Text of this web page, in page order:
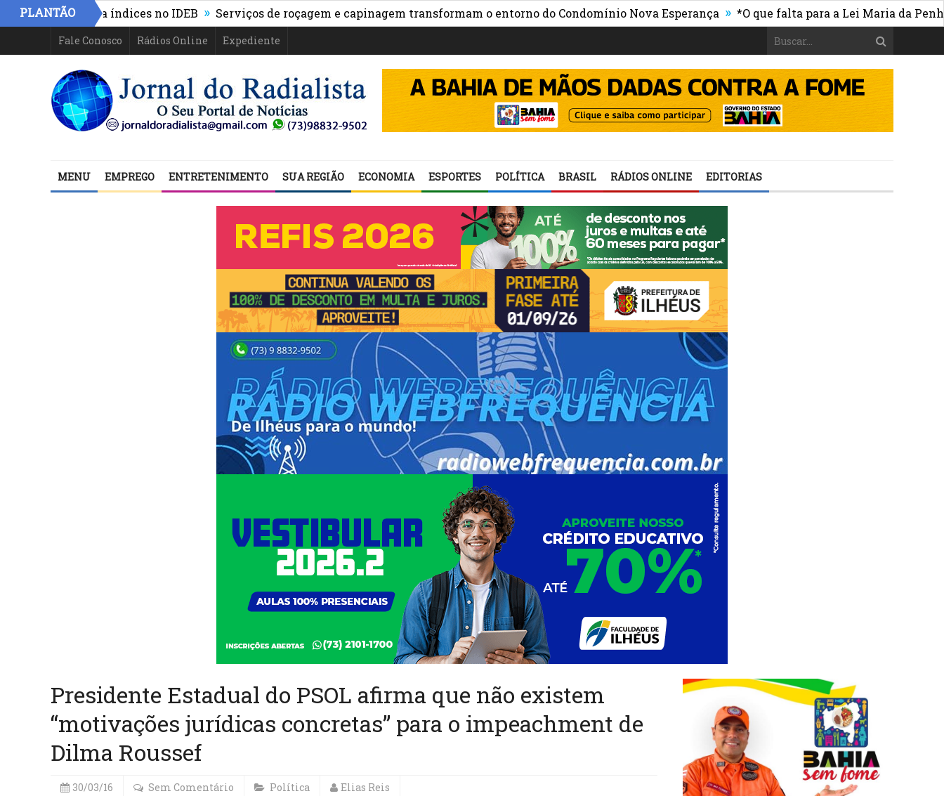
PLANTÃO
e eleva índices no IDEB » Serviços de roçagem e capinagem transformam o entorno do Condomínio Nova Esperança » *O que falta para a Lei Maria da Penha ser
Fale Conosco Rádios Online Expediente
MENU EMPREGO ENTRETENIMENTO SUA REGIÃO ECONOMIA ESPORTES POLÍTICA BRASIL RÁDIOS ONLINE EDITORIAS
Presidente Estadual do PSOL afirma que não existem
“motivações jurídicas concretas” para o impeachment de
Dilma Roussef
30/03/16 Sem Comentário Política Elias Reis